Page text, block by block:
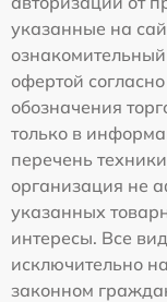
указанные на
офертой
обозначения
только в
перечень
организация не
указанных
интересы. Все
исключительно
законном